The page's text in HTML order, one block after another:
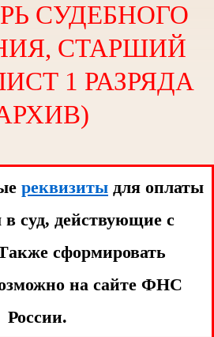
СУДЕБНОГО
СТАРШИЙ
1 РАЗРЯДА
реквизиты для оплаты
суд, действующие с
сформировать
на сайте ФНС
России.